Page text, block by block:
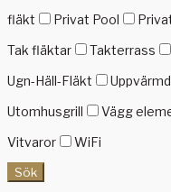
fläkt
Privat Pool
Tak fläktar
Takterrass
Ugn-Häll-Fläkt
Utomhusgrill
Vägg
Vitvaror
WiFi
Sök